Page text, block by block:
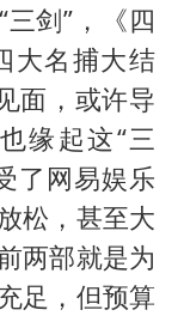
三剑”，《四
大名捕大结
面，或许导
缘起这“三
了网易娱乐
松，甚至大
两部就是为
足，但预算